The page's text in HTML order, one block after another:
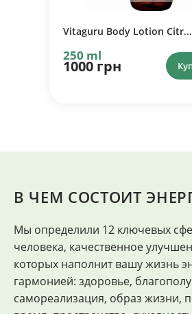
Vitaguru Body Lotion Citr...
250 ml
1000 грн
В ЧЕМ СОСТОИТ
Мы определили 12 ключевых
человека, качественное
которых наполнит вашу жизнь
гармонией: здоровье,
самореализация, образ жизни,